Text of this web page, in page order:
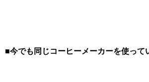
■今でも同じコーヒーメーカーを使って